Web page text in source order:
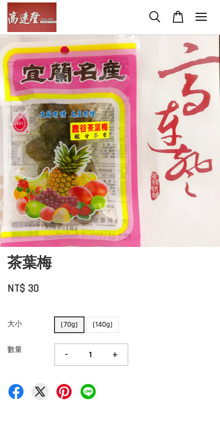
茶葉梅
NT$ 30
大小 (70g) (140g)
數量 - +